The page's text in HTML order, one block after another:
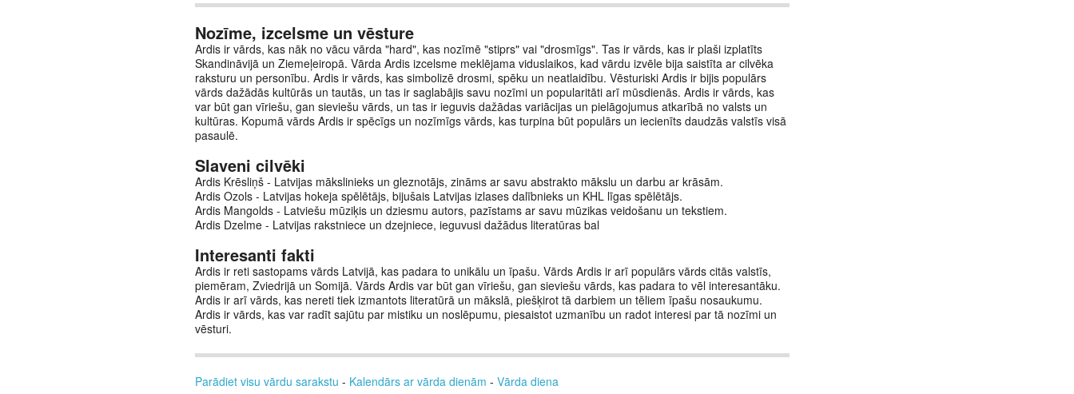
Nozīme, izcelsme un vēsture
Ardis ir vārds, kas nāk no vācu vārda "hard", kas nozīmē "stiprs" vai "drosmīgs". Tas ir vārds, kas ir plaši izplatīts
Skandināvijā un Ziemeļeiropā. Vārda Ardis izcelsme meklējama viduslaikos, kad vārdu izvēle bija saistīta ar cilvēka
raksturu un personību. Ardis ir vārds, kas simbolizē drosmi, spēku un neatlaidību. Vēsturiski Ardis ir bijis populārs
vārds dažādās kultūrās un tautās, un tas ir saglabājis savu nozīmi un popularitāti arī mūsdienās. Ardis ir vārds, kas
var būt gan vīriešu, gan sieviešu vārds, un tas ir ieguvis dažādas variācijas un pielāgojumus atkarībā no valsts un
kultūras. Kopumā vārds Ardis ir spēcīgs un nozīmīgs vārds, kas turpina būt populārs un iecienīts daudzās valstīs visā
pasaulē.
Slaveni cilvēki
Ardis Krēsliņš - Latvijas mākslinieks un gleznotājs, zināms ar savu abstrakto mākslu un darbu ar krāsām.
Ardis Ozols - Latvijas hokeja spēlētājs, bijušais Latvijas izlases dalībnieks un KHL līgas spēlētājs.
Ardis Mangolds - Latviešu mūziķis un dziesmu autors, pazīstams ar savu mūzikas veidošanu un tekstiem.
Ardis Dzelme - Latvijas rakstniece un dzejniece, ieguvusi dažādus literatūras bal
Interesanti fakti
Ardis ir reti sastopams vārds Latvijā, kas padara to unikālu un īpašu. Vārds Ardis ir arī populārs vārds citās valstīs,
piemēram, Zviedrijā un Somijā. Vārds Ardis var būt gan vīriešu, gan sieviešu vārds, kas padara to vēl interesantāku.
Ardis ir arī vārds, kas nereti tiek izmantots literatūrā un mākslā, piešķirot tā darbiem un tēliem īpašu nosaukumu.
Ardis ir vārds, kas var radīt sajūtu par mistiku un noslēpumu, piesaistot uzmanību un radot interesi par tā nozīmi un
vēsturi.
Parādiet visu vārdu sarakstu - Kalendārs ar vārda dienām - Vārda diena